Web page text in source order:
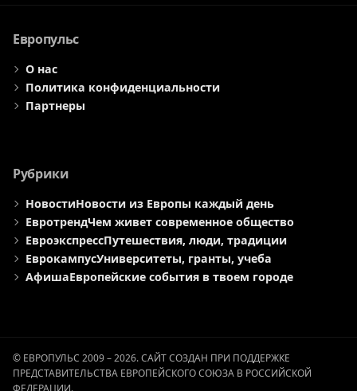
Европульс
О нас
Политика конфиденциальности
Партнеры
Рубрики
НовостиНовости из Европы каждый день
ЕвротрендЧем живет современное общество
ЕвроэкспрессПутешествия, люди, традиции
ЕврокампусУниверситеты, гранты, учеба
АфишаЕвропейские события в твоем городе
© ЕВРОПУЛЬС 2009 – 2026. САЙТ СОЗДАН ПРИ ПОДДЕРЖКЕ
ПРЕДСТАВИТЕЛЬСТВА ЕВРОПЕЙСКОГО СОЮЗА В РОССИЙСКОЙ
ФЕДЕРАЦИИ.